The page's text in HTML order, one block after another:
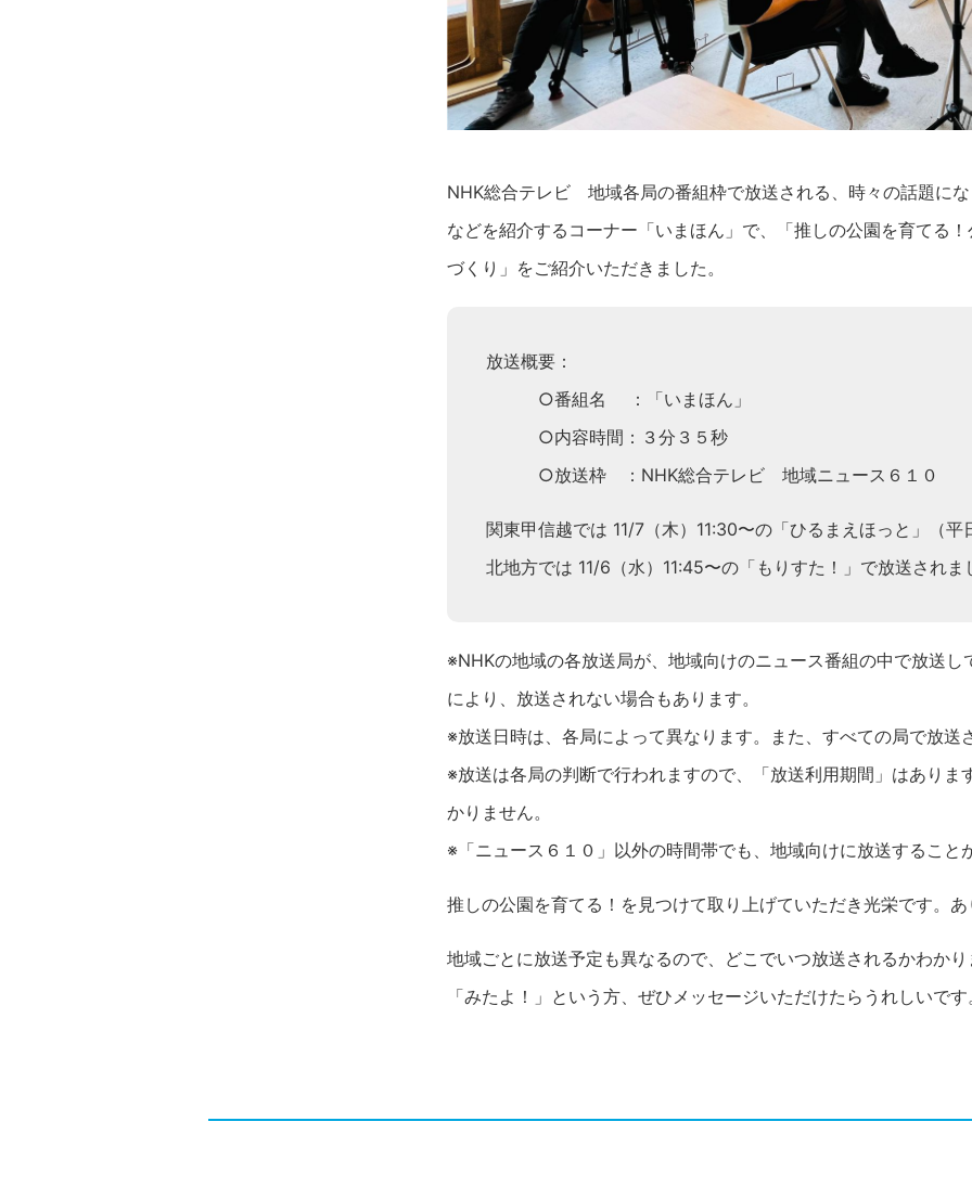
NHK総合テレビ 地域各局の番組枠で放送される、時々の話題に
などを紹介するコーナー「いまほん」で、「推しの公園を育てる
づくり」をご紹介いただきました。
放送概要：
○番組名 ：「いまほん」
○内容時間：３分３５秒
○放送枠 ：NHK総合テレビ 地域ニュース６１０
関東甲信越では 11/7（木）11:30〜の「ひるまえほっと」（
北地方では 11/6（水）11:45〜の「もりすた！」で放送されま
※NHKの地域の各放送局が、地域向けのニュース番組の中で放送
により、放送されない場合もあります。
※放送日時は、各局によって異なります。また、すべての局で放送
※放送は各局の判断で行われますので、「放送利用期間」はありま
かりません。
※「ニュース６１０」以外の時間帯でも、地域向けに放送すること
推しの公園を育てる！を見つけて取り上げていただき光栄です。
地域ごとに放送予定も異なるので、どこでいつ放送されるかわか
「みたよ！」という方、ぜひメッセージいただけたらうれしいです